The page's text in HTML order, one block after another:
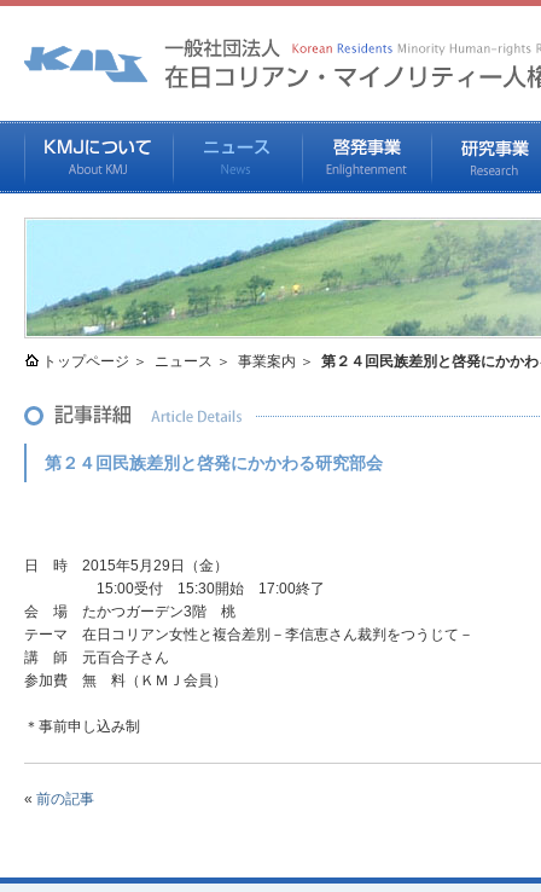
トップページ ニュース 事業案内 第２４回民族差別と啓発にかか
第２４回民族差別と啓発にかかわる研究部会
日 時 2015年5月29日（金）
15:00受付 15:30開始 17:00終了
会 場 たかつガーデン3階 桃
テーマ 在日コリアン女性と複合差別－李信恵さん裁判をつうじて－
講 師 元百合子さん
参加費 無 料（ＫＭＪ会員）
＊事前申し込み制
« 前の記事